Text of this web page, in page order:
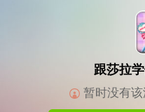
跟莎拉
暂时没有